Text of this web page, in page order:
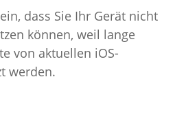
dass Sie Ihr Gerät nicht
können, weil lange
von aktuellen iOS-
werden.